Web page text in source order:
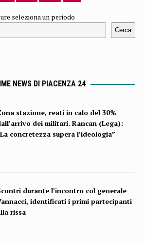
seleziona un periodo
Cerca
NEWS DI PIACENZA 24
stazione, reati in calo del 30%
dei militari. Rancan (Lega):
concretezza supera l’ideologia”
durante l’incontro col generale
identificati i primi partecipanti
rissa